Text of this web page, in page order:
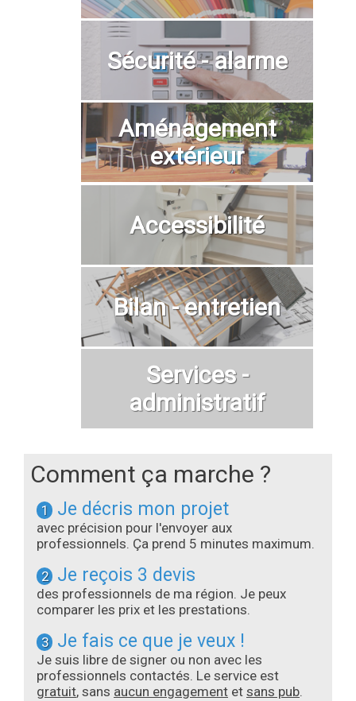
Sécurité - alarme
Aménagement
extérieur
Accessibilité
Bilan - entretien
Services -
administratif
Comment ça marche ?
1 Je décris mon projet
avec précision pour l'envoyer aux
professionnels. Ça prend 5 minutes maximum.
2 Je reçois 3 devis
des professionnels de ma région. Je peux
comparer les prix et les prestations.
3 Je fais ce que je veux !
Je suis libre de signer ou non avec les
professionnels contactés. Le service est
gratuit, sans aucun engagement et sans pub.